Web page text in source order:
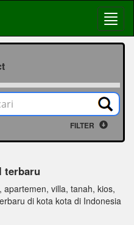
FILTER
terbaru
villa, tanah, kios,
di kota kota di Indonesia